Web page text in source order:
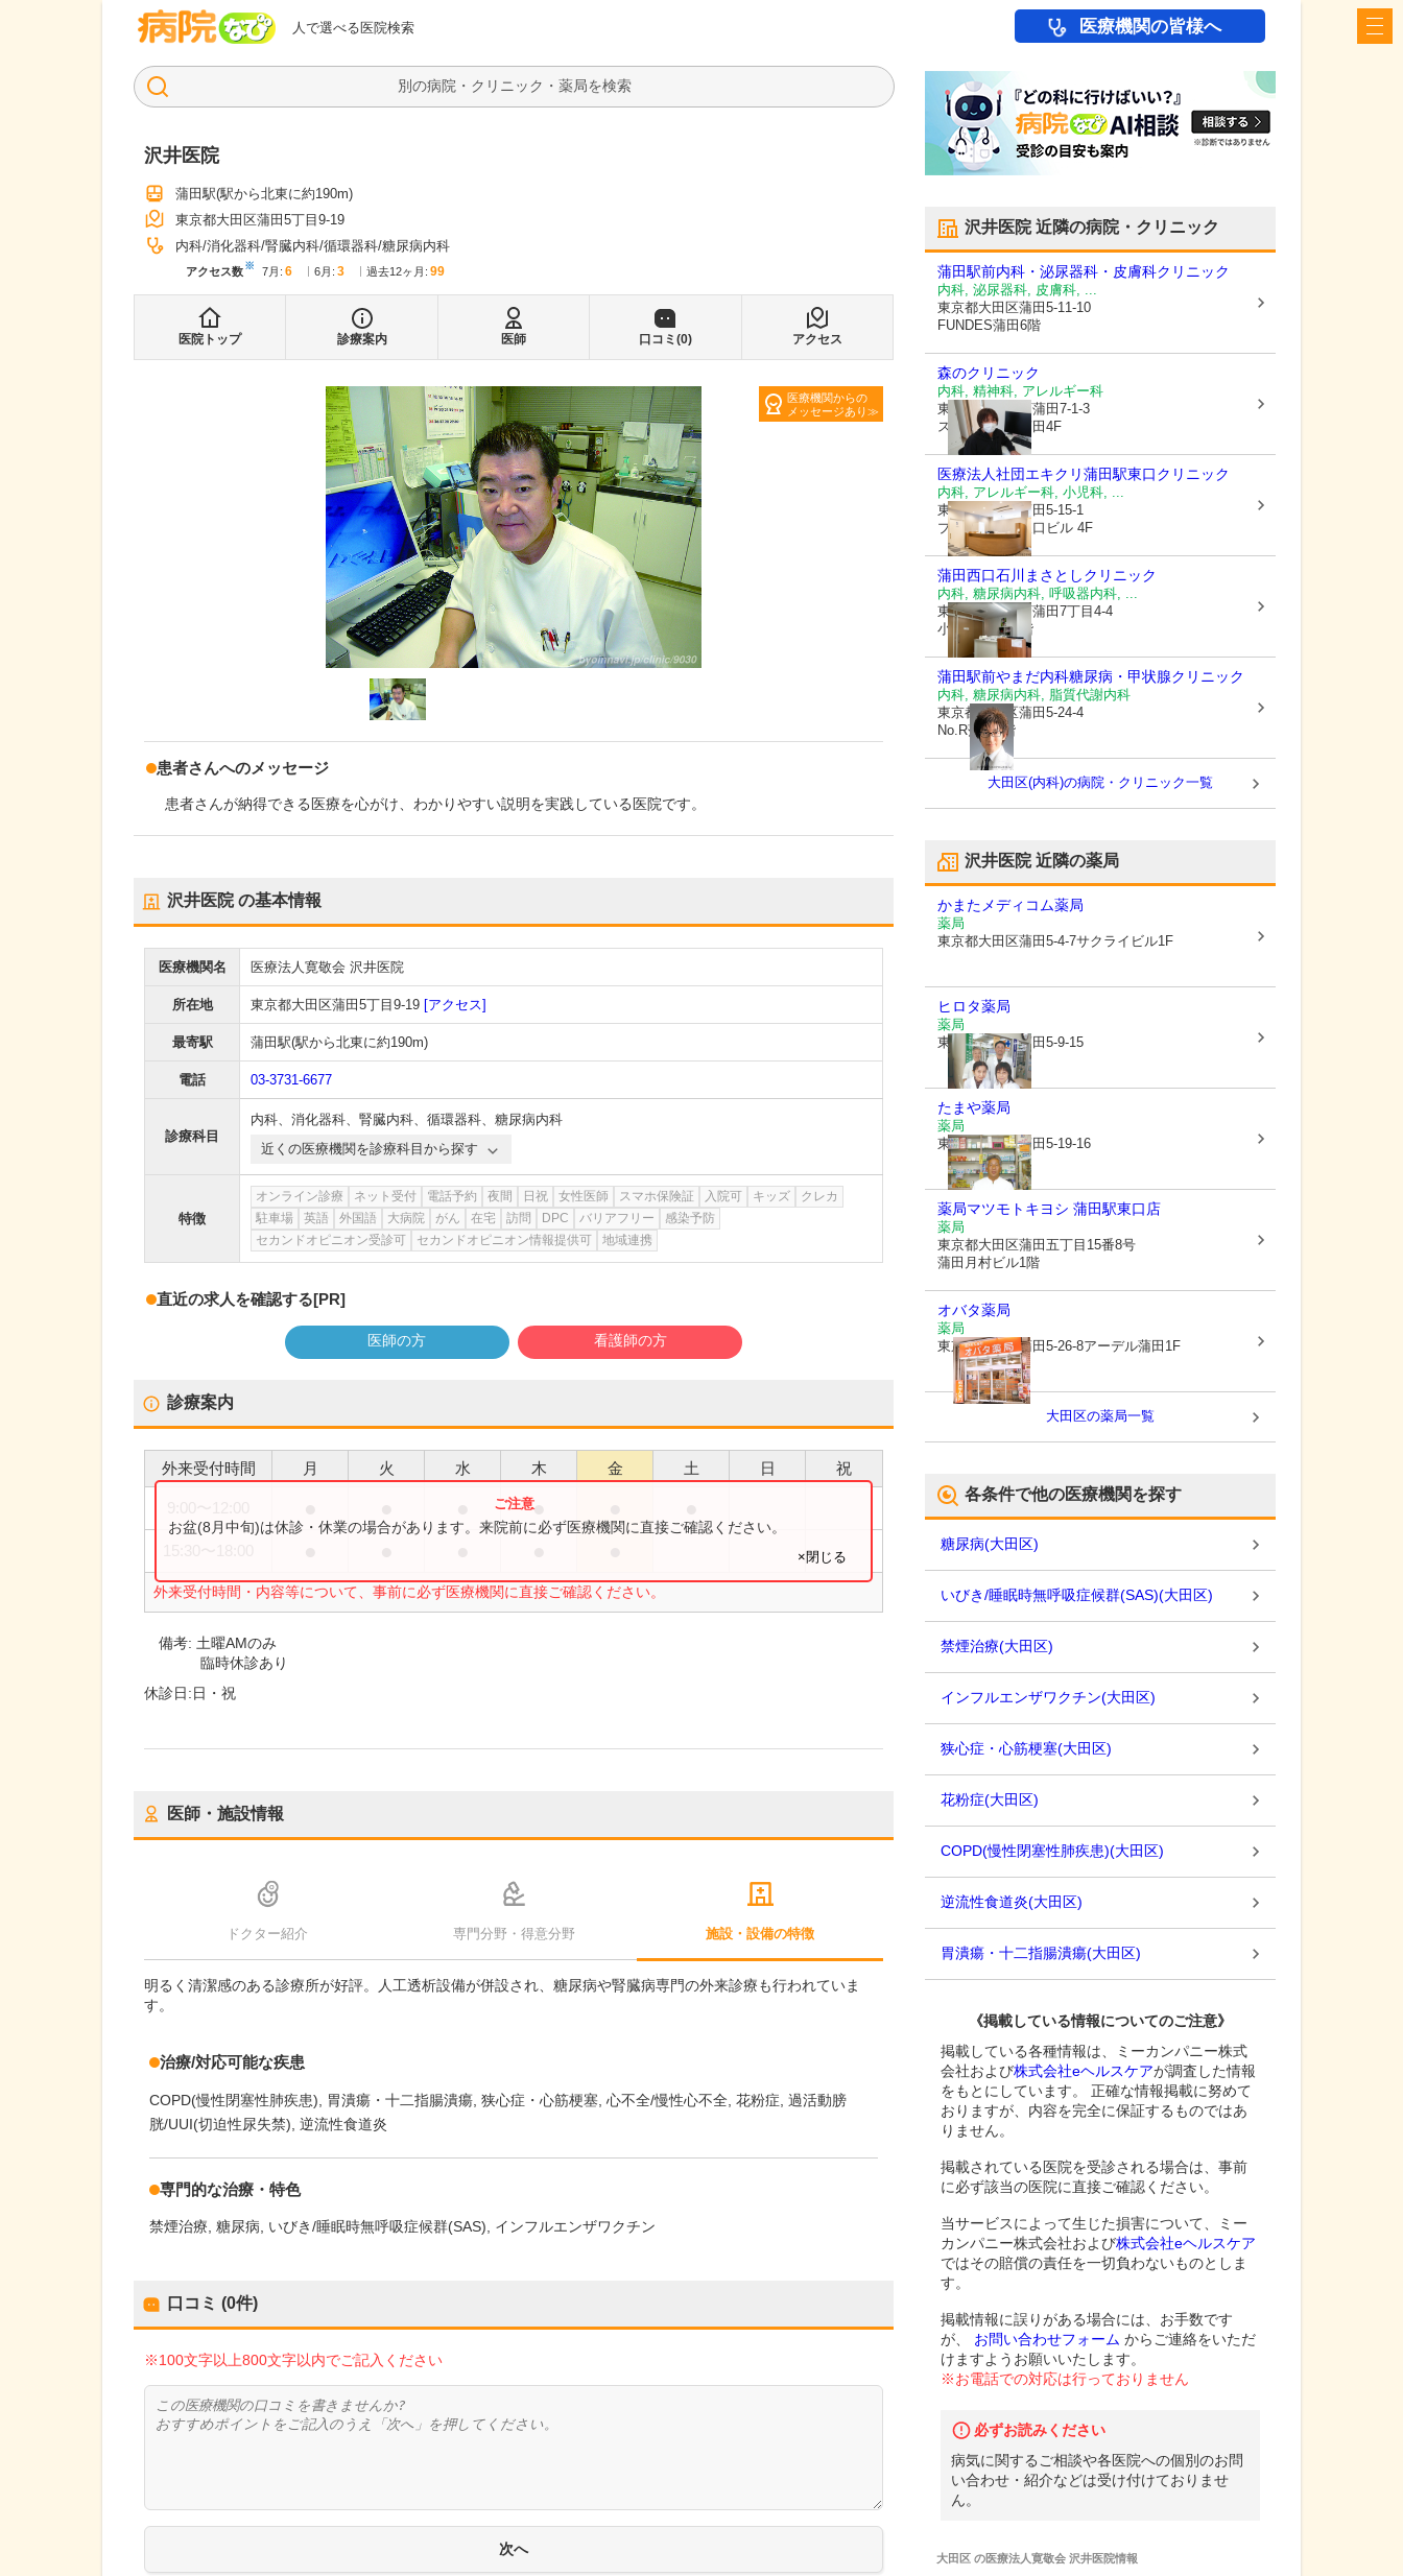
人で選べる医院検索
病院なび 医療機関の皆様へ
検索
沢井医院
蒲田駅(駅から北東に約190m)
東京都大田区蒲田5丁目9-19
内科 消化器科 腎臓内科 循環器科 糖尿病内科
アクセス数※ 7月 : 6 6月 : 3 過去12ヶ月: 99
医院トップ 診療案内 医師 口コミ(0) アクセス
医療機関からの
メッセージあり
患者さんへのメッセージ
患者さんが納得できる医療を心がけ、わかりやすい説明を実践している医院です。
沢井医院の基本情報
医療機関名 医療法人寛敬会 沢井医院
所在地 東京都大田区蒲田5丁目9-19 [アクセス]
最寄駅 蒲田駅(駅から北東に約190m)
電話 03-3731-6677
診療科目
内科、 消化器科、 腎臓内科、 循環器科、 糖尿病内科
近くの医療機関を診療科目から探す
特徴
オンライン診療 ネット受付 電話予約 夜間 日祝 女性医師 スマホ保険証 入院可 キッズ
クレカ
駐車場
英語 外国語 大病院 がん 在宅 訪問 DPC バリアフリー
感染予防
セカンドオピニオン受診可
セカンドオピニオン情報提供可 地域連携
直近の求人を確認する[PR]
医師の方 看護師の方
診療案内
外来受付時間 月 火 水 木 金 土 日 祝
●
外来受付時間・内容等について、事前に必ず医療機関に直接ご確認ください。
お盆(8月中旬)は休診・休業の場合があります。来院前に必ず医療機関に直接ご確認ください。
×閉じる
備考: 土曜AMのみ
臨時休診あり
休診日:日・祝
医師・施設情報
ドクター紹介 専門分野・得意分野 施設・設備の特徴
明るく清潔感のある診療所が好評。人工透析設備が併設され、糖尿病や腎臓病専門の外来診療も行われていま
す。
治療/対応可能な疾患
COPD(慢性閉塞性肺疾患) 胃潰瘍・十二指腸潰瘍 狭心症・心筋梗塞 心不全/慢性心不全 花粉症 過活動膀
胱/UUI(切迫性尿失禁) 逆流性食道炎
専門的な治療・特色
禁煙治療 糖尿病 いびき/睡眠時無呼吸症候群(SAS) インフルエンザワクチン
口コミ (0件)
※100文字以上800文字以内でご記入ください
沢井医院近隣の病院・クリニック
蒲田駅前内科・泌尿器科・皮膚科クリニック
内科, 泌尿器科, 皮膚科, ...
東京都大田区蒲田5-11-10
FUNDES蒲田6階
森のクリニック
内科, 精神科, アレルギー科
東京都大田区西蒲田7-1-3
ステラビル西蒲田4F
医療法人社団エキクリ 蒲田駅東口クリニック
内科, アレルギー科, 小児科, ...
東京都大田区蒲田5-15-1
プライム蒲田東口ビル 4F
蒲田西口石川まさとしクリニック
内科, 糖尿病内科, 呼吸器内科, ...
東京都大田区西蒲田7丁目4-4
小山第2ビル1階
蒲田駅前やまだ内科糖尿病・甲状腺クリニック
内科, 糖尿病内科, 脂質代謝内科
東京都大田区蒲田5-24-4
No.R蒲田3階
大田区(内科)の病院・クリニック一覧
沢井医院近隣の薬局
かまたメディコム薬局
薬局
東京都大田区蒲田5-4-7サクライビル1F
ヒロタ薬局
薬局
東京都大田区蒲田5-9-15
たまや薬局
薬局
東京都大田区蒲田5-19-16
薬局マツモトキヨシ 蒲田駅東口店
薬局
東京都大田区蒲田五丁目15番8号
蒲田月村ビル1階
オバタ薬局
薬局
東京都大田区 蒲田5-26-8アーデル蒲田1F
大田区の薬局一覧
各条件で他の医療機関を探す
糖尿病(大田区)
いびき/睡眠時無呼吸症候群(SAS)(大田区)
禁煙治療(大田区)
インフルエンザワクチン(大田区)
狭心症・心筋梗塞(大田区)
花粉症(大田区)
COPD(慢性閉塞性肺疾患)(大田区)
逆流性食道炎(大田区)
胃潰瘍・十二指腸潰瘍(大田区)
《掲載している情報についてのご注意》
掲載している各種情報は、ミーカンパニー株式
会社および株式会社eヘルスケアが調査した情報
をもとにしています。 正確な情報掲載に努めて
おりますが、内容を完全に保証するものではあ
りません。
掲載されている医院を受診される場合は、事前
に必ず該当の医院に直接ご確認ください。
当サービスによって生じた損害について、ミー
カンパニー株式会社および株式会社eヘルスケア
ではその賠償の責任を一切負わないものとしま
す。
掲載情報に誤りがある場合には、お手数です
が、
お問い合わせフォーム からご連絡をいただ
けますようお願いいたします。
※お電話での対応は行っておりません
必ずお読みください
病気に関するご相談や各医院への個別のお問
い合わせ・紹介などは受け付けておりませ
ん。
大田区の医療法人寛敬会 沢井医院情報